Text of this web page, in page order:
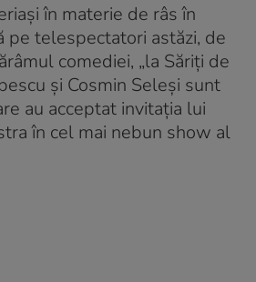
în materie de râs în
pe telespectatori astăzi, de
comediei, „la Săriți de
și Cosmin Seleși sunt
au acceptat invitația lui
în cel mai nebun show al